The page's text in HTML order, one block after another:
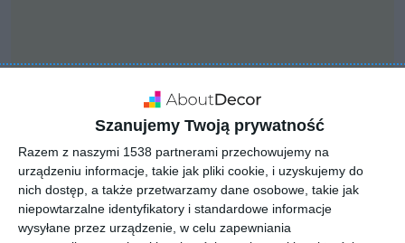
Szanujemy Twoją prywatność
Razem z naszymi 1538 partnerami przechowujemy na
urządzeniu informacje, takie jak pliki cookie, i uzyskujemy do
nich dostęp, a także przetwarzamy dane osobowe, takie jak
niepowtarzalne identyfikatory i standardowe informacje
wysyłane przez urządzenie, w celu zapewniania